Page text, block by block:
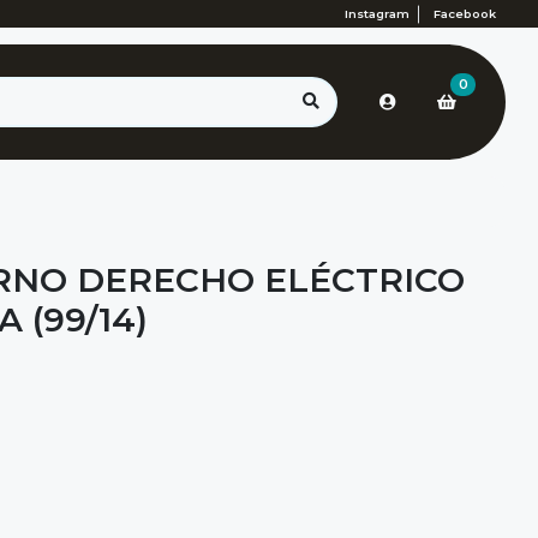
Instagram Facebook
0
DERECHO ELÉCTRICO
(99/14)